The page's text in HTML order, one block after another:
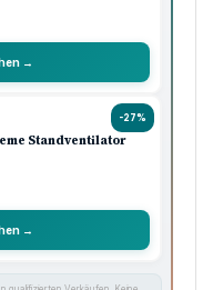
→
-27%
Standventilator
→